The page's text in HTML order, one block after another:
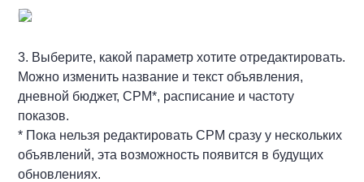
3. Выберите, какой параметр хотите отредактировать.
Можно изменить название и текст объявления,
дневной бюджет, CPM*, расписание и частоту
показов.
* Пока нельзя редактировать CPM сразу у нескольких
объявлений, эта возможность появится в будущих
обновлениях.